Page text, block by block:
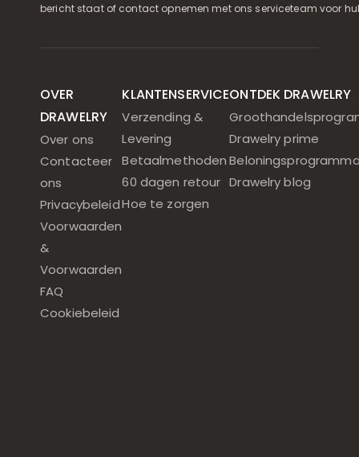
bericht staat of contact opnemen met ons serviceteam voor
OVER
DRAWELRY
Over ons
Contacteer
ons
Privacybeleid
Voorwaarden
&
Voorwaarden
FAQ
Cookiebeleid
KLANTENSERVICE
Verzending &
Levering
Betaalmethoden
60 dagen retour
Hoe te zorgen
ONTDEK DRAWELRY
Drawelry prime
Drawelry blog